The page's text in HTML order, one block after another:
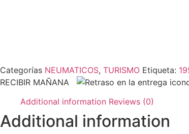
Categorías NEUMATICOS, TURISMO Etiqueta:
RECIBIR MAÑANA
Additional information Reviews (0)
Additional information